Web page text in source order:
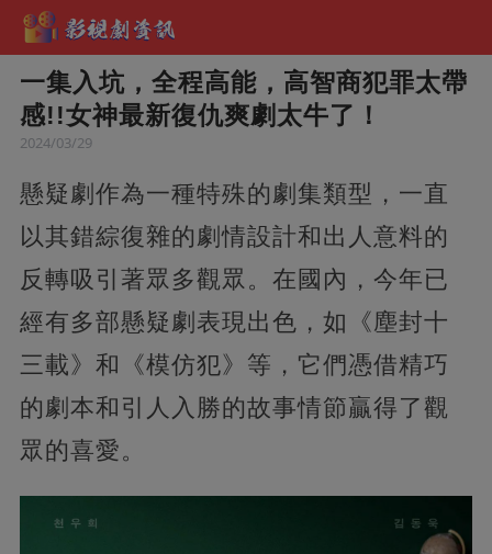
一集入坑，全程高能，高智商犯罪太帶
感!!女神最新復仇爽劇太牛了！
2024/03/29
懸疑劇作為一種特殊的劇集類型，一直
以其錯綜復雜的劇情設計和出人意料的
反轉吸引著眾多觀眾。在國內，今年已
經有多部懸疑劇表現出色，如《塵封十
三載》和《模仿犯》等，它們憑借精巧
的劇本和引人入勝的故事情節贏得了觀
眾的喜愛。